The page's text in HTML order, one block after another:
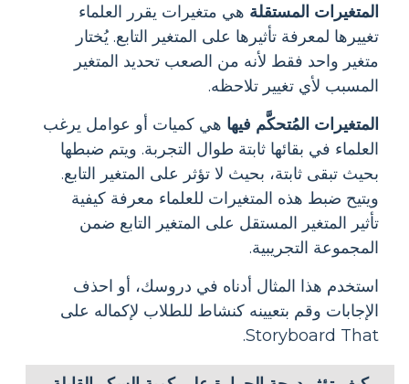
المتغيرات المستقلة هي متغيرات يقرر العلماء
تغييرها لمعرفة تأثيرها على المتغير التابع. يُختار
متغير واحد فقط لأنه من الصعب تحديد المتغير
المسبب لأي تغيير تلاحظه.
المتغيرات المُتحكَّم فيها هي كميات أو عوامل يرغب
العلماء في بقائها ثابتة طوال التجربة. ويتم ضبطها
بحيث تبقى ثابتة، بحيث لا تؤثر على المتغير التابع.
ويتيح ضبط هذه المتغيرات للعلماء معرفة كيفية
تأثير المتغير المستقل على المتغير التابع ضمن
المجموعة التجريبية.
استخدم هذا المثال أدناه في دروسك، أو احذف
الإجابات وقم بتعيينه كنشاط للطلاب لإكماله على
Storyboard That.